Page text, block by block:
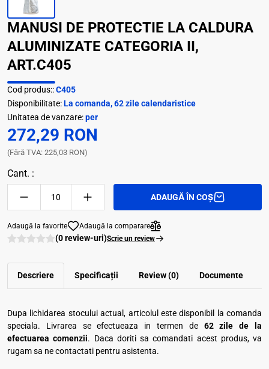
MANUSI DE PROTECTIE LA CALDURA
ALUMINIZATE CATEGORIA II,
ART.C405
Cod produs::C405
Disponibilitate:La comanda, 62 zile calendaristice
Unitatea de vanzare:per
272,29 RON
(Fără TVA: 225,03 RON)
Cant. :
ADAUGĂ ÎN COȘ
Adaugă la favorite Adaugă la comparare
(0 review-uri)Scrie un review
Descriere Specificații Review (0) Documente
Dupa lichidarea stocului actual, articolul este disponibil la comanda
speciala. Livrarea se efectueaza in termen de 62 zile de la
efectuarea comenzii. Daca doriti sa comandati acest produs, va
rugam sa ne contactati pentru asistenta.